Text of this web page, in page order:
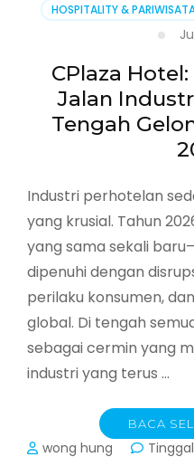
HOSPITALITY &
CPlaza
Jalan
Tengah
Industri perhotelan
yang krusial. Tahun
yang sama sekali
dipenuhi dengan
perilaku konsumen,
global. Di tengah
sebagai cermin yang
industri yang terus …
BACA
wong hung